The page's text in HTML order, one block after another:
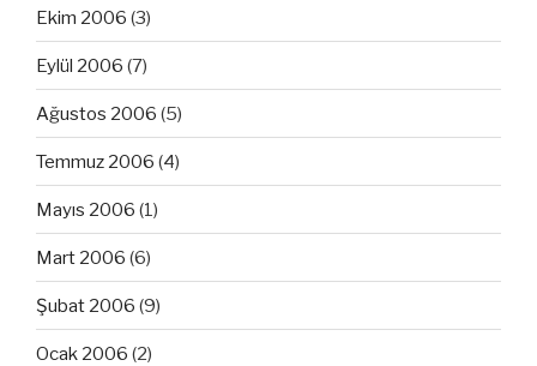
Ekim 2006 (3)
Eylül 2006 (7)
Ağustos 2006 (5)
Temmuz 2006 (4)
Mayıs 2006 (1)
Mart 2006 (6)
Şubat 2006 (9)
Ocak 2006 (2)